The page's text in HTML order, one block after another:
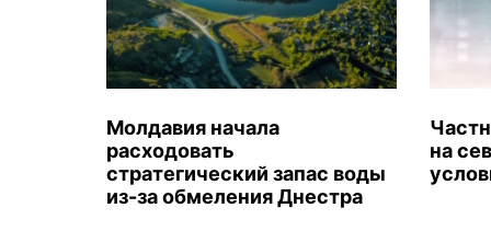
Молдавия начала
расходовать
стратегический запас воды
из-за обмеления Днестра
на